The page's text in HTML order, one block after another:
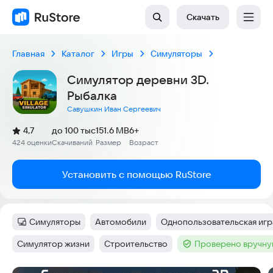
Скачать
Главная Каталог Игры Симуляторы
Симулятор деревни 3D.
Рыбалка
Савушкин Иван Сергеевич
Рейтинг:
4,7
(
424 оценки
)
Скачиваний
до 100 тыс
Размер
151.6 MB
Возраст
6+
Установить с помощью RuStore
Категория:
Симуляторы Тег:
Автомобили Тег:
Однопользовательская
Тег:
Симулятор жизни Тег:
Строительство Тег :Проверено